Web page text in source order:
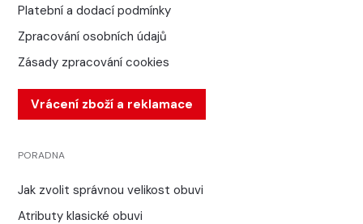
Platební a dodací podmínky
Zpracování osobních údajů
Zásady zpracování cookies
Vrácení zboží a reklamace
PORADNA
Jak zvolit správnou velikost obuvi
Atributy klasické obuvi